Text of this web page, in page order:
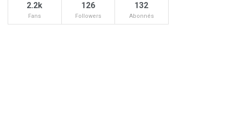
2.2k
Fans
126
Followers
132
Abonnés